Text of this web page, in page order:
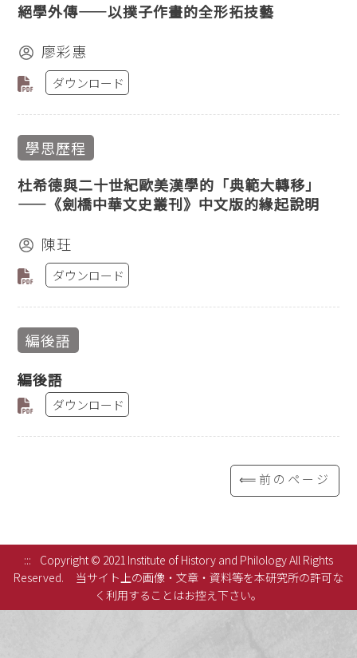
絕學外傳——以撲子作畫的全形拓技藝
廖彩惠
ダウンロード
學思歷程
杜希德與二十世紀歐美漢學的「典範大轉移」
——《劍橋中華文史叢刊》中文版的緣起說明
陳玨
ダウンロード
編後語
編後語
ダウンロード
⟸前のページ
:::
Copyright © 2021 Institute of History and Philology All Rights
Reserved.
当サイト上の画像・文章・資料等を本研究所の許可な
く利用することはお控え下さい。